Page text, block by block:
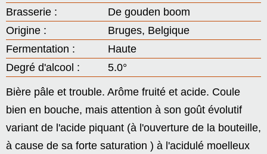
Brasserie :
De gouden boom
Origine :
Bruges, Belgique
Fermentation :
Haute
Degré d'alcool :
5.0°
Bière pâle et trouble. Arôme fruité et acide. Coule
bien en bouche, mais attention à son goût évolutif
variant de l'acide piquant (à l'ouverture de la bouteille,
à cause de sa forte saturation ) à l'acidulé moelleux